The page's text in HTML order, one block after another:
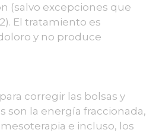
(salvo excepciones que
El tratamiento es
y no produce
corregir las bolsas y
son la energía fraccionada,
e incluso, los